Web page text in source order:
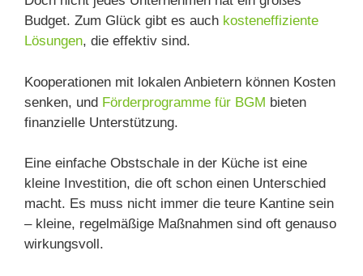
Budget. Zum Glück gibt es auch kosteneffiziente
Lösungen, die effektiv sind.
Kooperationen mit lokalen Anbietern können Kosten
senken, und Förderprogramme für BGM bieten
finanzielle Unterstützung.
Eine einfache Obstschale in der Küche ist eine
kleine Investition, die oft schon einen Unterschied
macht. Es muss nicht immer die teure Kantine sein
– kleine, regelmäßige Maßnahmen sind oft genauso
wirkungsvoll.